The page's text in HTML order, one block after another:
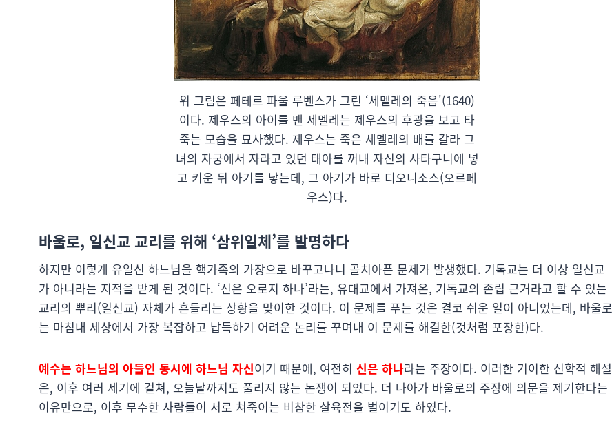
위 그림은 페테르 파울 루벤스가 그린 ‘세멜레의 죽음'(1640)
이다. 제우스의 아이를 밴 세멜레는 제우스의 후광을 보고 타
죽는 모습을 묘사했다. 제우스는 죽은 세멜레의 배를 갈라 그
녀의 자궁에서 자라고 있던 태아를 꺼내 자신의 사타구니에 넣
고 키운 뒤 아기를 낳는데, 그 아기가 바로 디오니소스(오르페
우스)다.
바울로, 일신교 교리를 위해 ‘삼위일체’를 발명하다
하지만 이렇게 유일신 하느님을 핵가족의 가장으로 바꾸고나니 골치아픈 문제가 발생했다. 기독교는 더 이상 일신교
가 아니라는 지적을 받게 된 것이다. ‘신은 오로지 하나’라는, 유대교에서 가져온, 기독교의 존립 근거라고 할 수 있는
교리의 뿌리(일신교) 자체가 흔들리는 상황을 맞이한 것이다. 이 문제를 푸는 것은 결코 쉬운 일이 아니었는데, 바울로
는 마침내 세상에서 가장 복잡하고 납득하기 어려운 논리를 꾸며내 이 문제를 해결한(것처럼 포장한)다.
예수는 하느님의 아들인 동시에 하느님 자신이기 때문에, 여전히 신은 하나라는 주장이다. 이러한 기이한 신학적 해설
은, 이후 여러 세기에 걸쳐, 오늘날까지도 풀리지 않는 논쟁이 되었다. 더 나아가 바울로의 주장에 의문을 제기한다는
이유만으로, 이후 무수한 사람들이 서로 쳐죽이는 비참한 살육전을 벌이기도 하였다.